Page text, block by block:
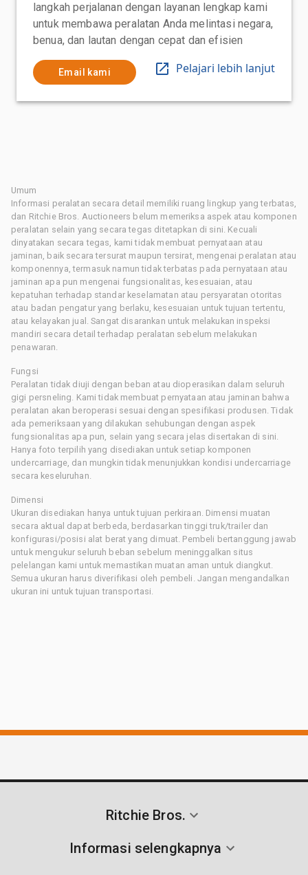
langkah perjalanan dengan layanan lengkap kami
untuk membawa peralatan Anda melintasi negara,
benua, dan lautan dengan cepat dan efisien
Email kami Pelajari lebih lanjut
Umum
Informasi peralatan secara detail memiliki ruang lingkup yang terbatas,
dan Ritchie Bros. Auctioneers belum memeriksa aspek atau komponen
peralatan selain yang secara tegas ditetapkan di sini. Kecuali
dinyatakan secara tegas, kami tidak membuat pernyataan atau
jaminan, baik secara tersurat maupun tersirat, mengenai peralatan atau
komponennya, termasuk namun tidak terbatas pada pernyataan atau
jaminan apa pun mengenai fungsionalitas, kesesuaian, atau
kepatuhan terhadap standar keselamatan atau persyaratan otoritas
atau badan pengatur yang berlaku, kesesuaian untuk tujuan tertentu,
atau kelayakan jual. Sangat disarankan untuk melakukan inspeksi
mandiri secara detail terhadap peralatan sebelum melakukan
penawaran.
Fungsi
Peralatan tidak diuji dengan beban atau dioperasikan dalam seluruh
gigi persneling. Kami tidak membuat pernyataan atau jaminan bahwa
peralatan akan beroperasi sesuai dengan spesifikasi produsen. Tidak
ada pemeriksaan yang dilakukan sehubungan dengan aspek
fungsionalitas apa pun, selain yang secara jelas disertakan di sini.
Hanya foto terpilih yang disediakan untuk setiap komponen
undercarriage, dan mungkin tidak menunjukkan kondisi undercarriage
secara keseluruhan.
Dimensi
Ukuran disediakan hanya untuk tujuan perkiraan. Dimensi muatan
secara aktual dapat berbeda, berdasarkan tinggi truk/trailer dan
konfigurasi/posisi alat berat yang dimuat. Pembeli bertanggung jawab
untuk mengukur seluruh beban sebelum meninggalkan situs
pelelangan kami untuk memastikan muatan aman untuk diangkut.
Semua ukuran harus diverifikasi oleh pembeli. Jangan mengandalkan
ukuran ini untuk tujuan transportasi.
Ritchie Bros.
Informasi selengkapnya